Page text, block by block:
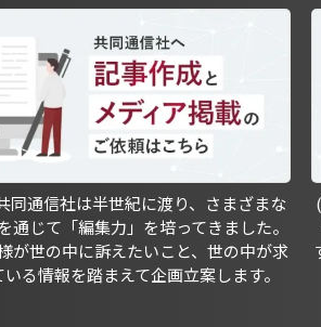
同通信社は半世紀に渡り、さまざまな
通じて「編集力」を培ってきました。
が世の中に訴えたいこと、世の中が求
いる情報を踏まえて企画立案します。